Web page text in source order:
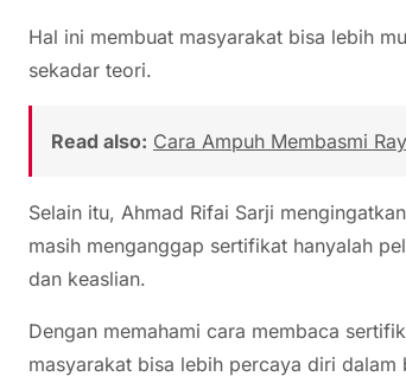
Hal ini membuat masyarakat bisa lebih
sekadar teori.
Read also: Cara Ampuh Membasmi
Selain itu, Ahmad Rifai Sarji
masih menganggap sertifikat hanyalah
dan keaslian.
Dengan memahami cara membaca
masyarakat bisa lebih percaya diri dalam